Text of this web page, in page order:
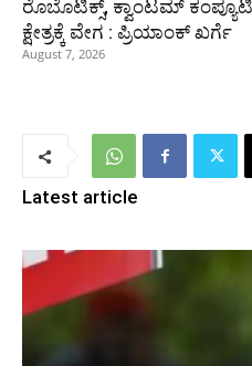
ರೊಬೊಟಿಕ್ಸ್, ಕ್ವಾಂಟಮ್
ಕ್ಷೇತ್ರಕ್ಕೆ ವೇಗ : ಪ್ರಿಯಾಂಕ್‌ ಖರ್ಗೆ
August 7, 2026
Latest article